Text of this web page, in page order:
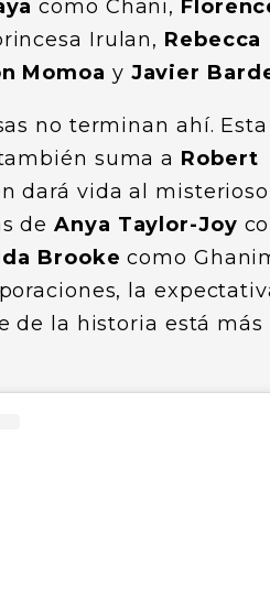
como Chani,
Irulan, Rebecca
Momoa y Javier
no terminan ahí. Esta
suma a Robert
dará vida al misterioso
deAnya Taylor-Joy
Brooke como
la
de la historia está más